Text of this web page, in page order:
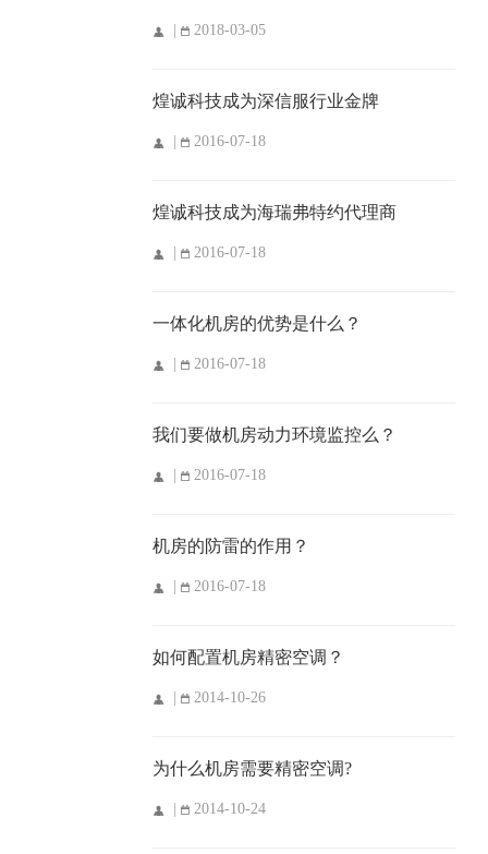
| 2018-03-05
煌诚科技成为深信服行业金牌
| 2016-07-18
煌诚科技成为海瑞弗特约代理商
| 2016-07-18
一体化机房的优势是什么？
| 2016-07-18
我们要做机房动力环境监控么？
| 2016-07-18
机房的防雷的作用？
| 2016-07-18
如何配置机房精密空调？
| 2014-10-26
为什么机房需要精密空调?
| 2014-10-24